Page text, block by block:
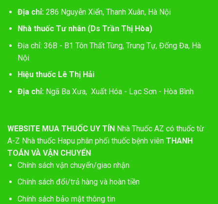
Địa chỉ:286 Nguyễn Xiển, Thanh Xuân, Hà Nội
Nhà thuốc Tư nhân (Ds Trần Thị Hòa)
Địa chỉ: 36B - B1 Tôn Thất Tùng, Trung Tự, Đống Đa, Hà
Nội
Hiệu thuốc Lê Thị Hải
Địa chỉ: Ngã Ba Xưa, Xuất Hóa - Lạc Sơn - Hòa Bình
WEBSITE MUA THUỐC UY TÍN Nhà Thuốc AZ có thuốc từ
A-Z Nhà thuốc Hapu phân phối thuốc bệnh viên THANH
TOÁN VÀ VẬN CHUYỂN
Chính sách vận chuyển/giao nhận
Chính sách đổi/trả hàng và hoàn tiền
Chính sách bảo mật thông tin